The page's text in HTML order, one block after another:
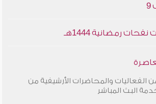
رمضانية 1444هـ
الفعاليات والمحاضرات الأرشيفية من
البث المباشر